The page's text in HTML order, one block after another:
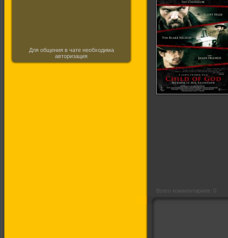
Для общения в чате необходима
авторизация
Всего комментариев: 0